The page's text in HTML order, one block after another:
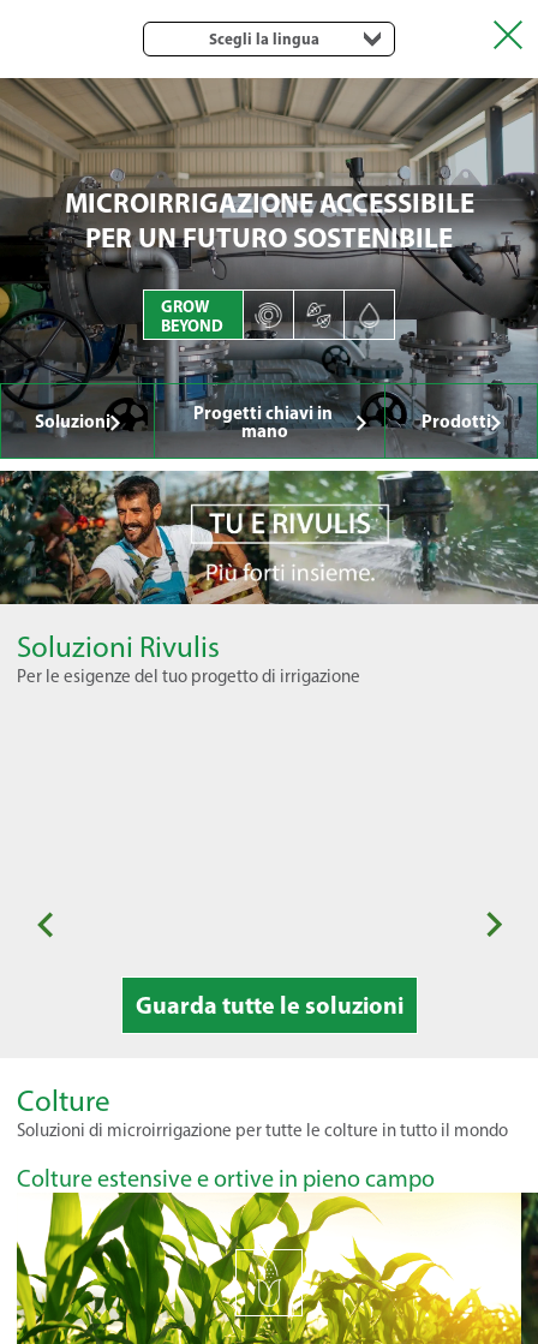
Scegli la lingua
Soluzioni Progetti chiavi in ​​
mano Prodotti
MICROIRRIGAZIONE ACCESSIBILE
PER UN FUTURO SOSTENIBILE
GROW
BEYOND
Soluzioni Rivulis
Per le esigenze del tuo progetto di irrigazione
Guarda tutte le soluzioni
Colture
Soluzioni di microirrigazione per tutte le colture in tutto il mondo
Colture estensive e ortive in pieno campo